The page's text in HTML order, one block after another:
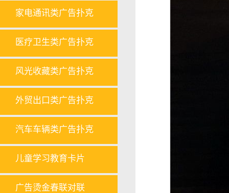
家电通讯类广告扑克
医疗卫生类广告扑克
风光收藏类广告扑克
外贸出口类广告扑克
汽车车辆类广告扑克
儿童学习教育卡片
广告烫金春联对联